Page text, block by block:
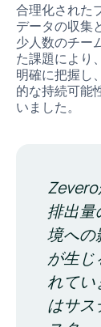
合理化された
データの収集
少人数のチー
た課題により
明確に把握し
的な持続可能
いました。
Zevero
排出量
境への
が生
れてい
はサス